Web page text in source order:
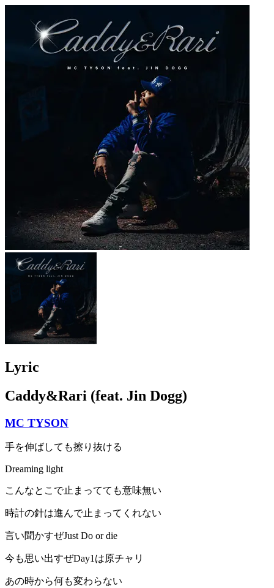
Lyric
Caddy&Rari (feat. Jin Dogg)
MC TYSON
手を伸ばしても擦り抜ける
Dreaming light
こんなとこで止まってても意味無い
時計の針は進んで止まってくれない
言い聞かすぜJust Do or die
今も思い出すぜDay1は原チャリ
あの時から何も変わらない